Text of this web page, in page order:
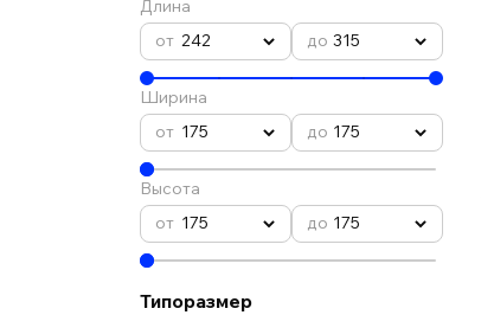
Длина
242
315
Ширина
175
175
Высота
175
175
Типоразмер